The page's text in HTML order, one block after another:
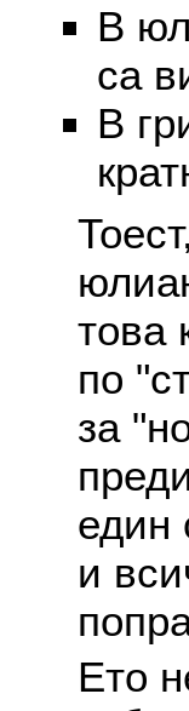
В
са
В
Тоест,
това
по
за
един
и
Ето